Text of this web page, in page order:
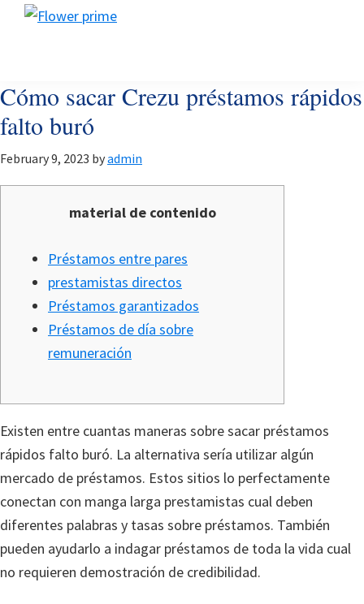
Skip
Skip
Skip
Cómo sacar Crezu préstamos rápidos
falto buró
February 9, 2023 byadmin
material de contenido
Préstamos entre pares
prestamistas directos
Préstamos garantizados
Préstamos de día sobre
remuneración
Existen entre cuantas maneras sobre sacar préstamos
rápidos falto buró. La alternativa serí­a utilizar algún
mercado de préstamos. Estos sitios lo perfectamente
conectan con manga larga prestamistas cual deben
diferentes palabras y tasas sobre préstamos. También
pueden ayudarlo a indagar préstamos de toda la vida cual
no requieren demostración de credibilidad.